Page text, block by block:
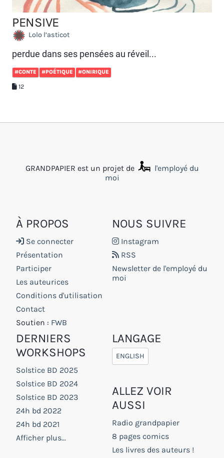
PENSIVE
Lolo l’asticot
perdue dans ses pensées au réveil...
#CONTE #POÉTIQUE #ONIRIQUE
12
GRANDPAPIER est un projet de
l'employé du
moi
À PROPOS
Se connecter
Présentation
Participer
Les auteurices
Conditions d'utilisation
Contact
Soutien : FWB
NOUS SUIVRE
Instagram
RSS
Newsletter de l'employé du
moi
DERNIERS
WORKSHOPS
Solstice BD 2025
Solstice BD 2024
Solstice BD 2023
24h bd 2022
24h bd 2021
Afficher plus...
LANGAGE
ENGLISH
ALLEZ VOIR
AUSSI
Radio grandpapier
8 pages comics
Les livres des auteurs !